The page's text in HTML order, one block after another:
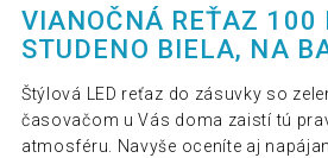
VIANOČNÁ REŤAZ 100
STUDENO BIELA, NA
Štýlová LED reťaz do zásuvky so
časovačom u Vás doma zaistí tú
atmosféru. Navyše oceníte aj